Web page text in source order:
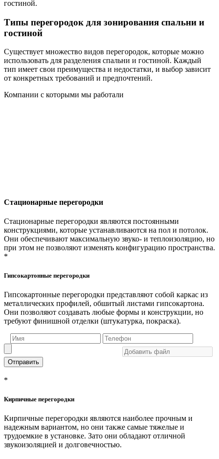
гостиной.
Типы перегородок для зонирования спальни и
гостиной
Существует множество видов перегородок, которые можно
использовать для разделения спальни и гостиной. Каждый
тип имеет свои преимущества и недостатки, и выбор зависит
от конкретных требований и предпочтений.
Компании с которыми мы работали
Стационарные перегородки
Стационарные перегородки являются постоянными
конструкциями, которые устанавливаются на пол и потолок.
Они обеспечивают максимальную звуко- и теплоизоляцию, но
при этом не позволяют изменять конфигурацию пространства.
*
Гипсокартонные перегородки
Гипсокартонные перегородки представляют собой каркас из
металлических профилей, обшитый листами гипсокартона.
Они позволяют создавать любые формы и конструкции, но
требуют финишной отделки (штукатурка, покраска).
Отправить
*
Кирпичные перегородки
Кирпичные перегородки являются наиболее прочным и
надежным вариантом, но они также самые тяжелые и
трудоемкие в установке. Зато они обладают отличной
звукоизоляцией и долговечностью.